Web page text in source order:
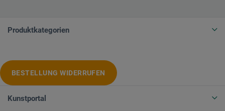
Produktkategorien
BESTELLUNG WIDERRUFEN
Kunstportal